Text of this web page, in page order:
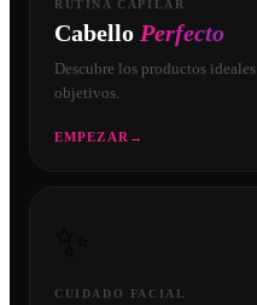
RUTINA CAPILAR
Cabello Perfecto
Descubre los productos
objetivos.
EMPEZAR →
CUIDADO FACIAL